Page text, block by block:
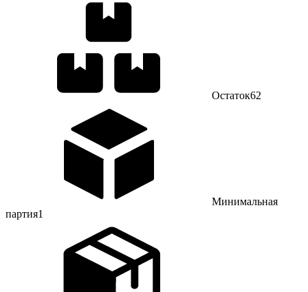
Остаток62
Минимальная
партия1